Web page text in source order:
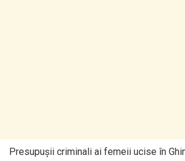
Presupușii criminali ai femeii ucise în